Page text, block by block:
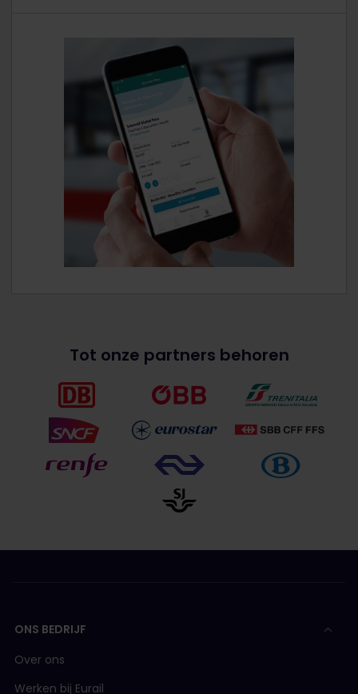
Tot onze partners behoren
ONS BEDRIJF
Over ons
Werken bij Eurail